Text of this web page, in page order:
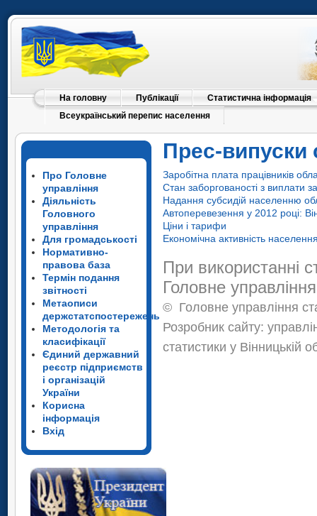
На головну Публікації
Статистична інформація
Всеукраїнський перепис населення
Про Головне
управління
Діяльність
Головного
управління
Для громадськості
Нормативно-
правова база
Термін подання
звітності
Метаописи
держстатспостережень
Методологія та
класифікації
Єдиний державний
реєстр підприємств
і організацій
України
Корисна
інформація
Вхід
Прес-випуски
Заробітна плата працівників
Стан заборгованості з виплати
Надання субсидій населенню
Автоперевезення у 2012 році:
Ціни і тарифи
Економічна активність
При використанні
Головне
© Головне управління
Розробник сайту:
статистики у Вінницькій